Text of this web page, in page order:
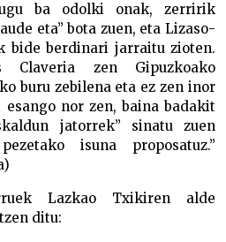
ba odolki onak, zerririk
eta” bota zuen, eta Lizaso-
bide berdinari jarraitu zioten.
Claveria zen Gipuzkoako
buru zebilena eta ez zen inor
esango nor zen, baina badakit
jatorrek” sinatu zuen
isuna proposatuz.”
Lazkao Txikiren alde
ditu: